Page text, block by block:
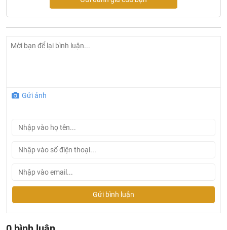
Ở đâu mua đèn led Panasonic chính hãng và giá rẻ
nhất ?
Gửi ảnh
Gửi bình luận